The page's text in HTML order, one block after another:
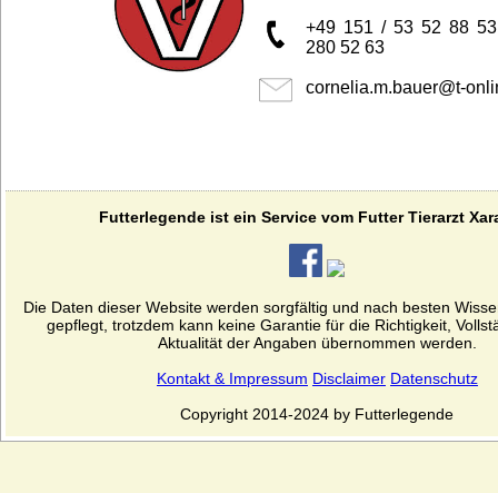
+49 151 / 53 52 88
280 52 63
cornelia.m.bauer@t-
Futterlegende ist ein Service vom Futter Tierarzt
Die Daten dieser Website werden sorgfältig und nach besten
gepflegt, trotzdem kann keine Garantie für die Richtigkeit,
Aktualität der Angaben übernommen werden.
Kontakt & Impressum Disclaimer Datenschutz
Copyright 2014-2024 by Futterlegende